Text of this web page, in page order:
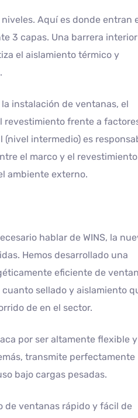
Aquí es donde entran
3 capas. Una barrera
el aislamiento térmico y
instalación de ventanas, el
revestimiento frente a
intermedio) es
el marco y el
ambiente externo.
hablar de WINS, la
Hemos desarrollado una
eficiente de
sellado y aislamiento
de en el sector.
por ser altamente flexible y
transmite perfectamente
bajo cargas pesadas.
de ventanas rápido y fácil de